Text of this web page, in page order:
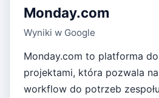
Monday.com
Wyniki w Google
Monday.com to platforma
projektami, która pozwala
workflow do potrzeb